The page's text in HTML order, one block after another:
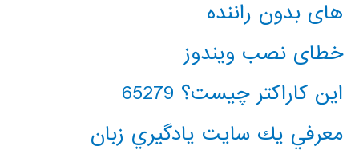
های بدون راننده
خطای نصب ویندوز
این کاراکتر چیست؟ 65279
معرفي يك سايت يادگيري زبان